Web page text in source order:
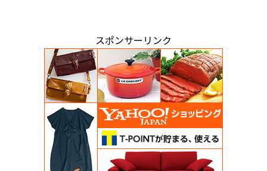
スポンサーリンク